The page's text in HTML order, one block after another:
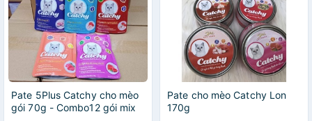
Pate 5Plus Catchy cho mèo
gói 70g - Combo12 gói mix
Pate cho mèo Catchy Lon
170g